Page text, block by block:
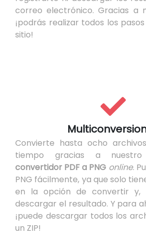
correo electrónico. Gracias a
¡podrás realizar todos los
sitio!
Convierte hasta ocho
tiempo gracias a nuestro
convertidor PDF a PNG online.
PNG fácilmente, ya que solo
en la opción de convertir y,
descargar el resultado. Y para
¡puede descargar todos los
un ZIP!